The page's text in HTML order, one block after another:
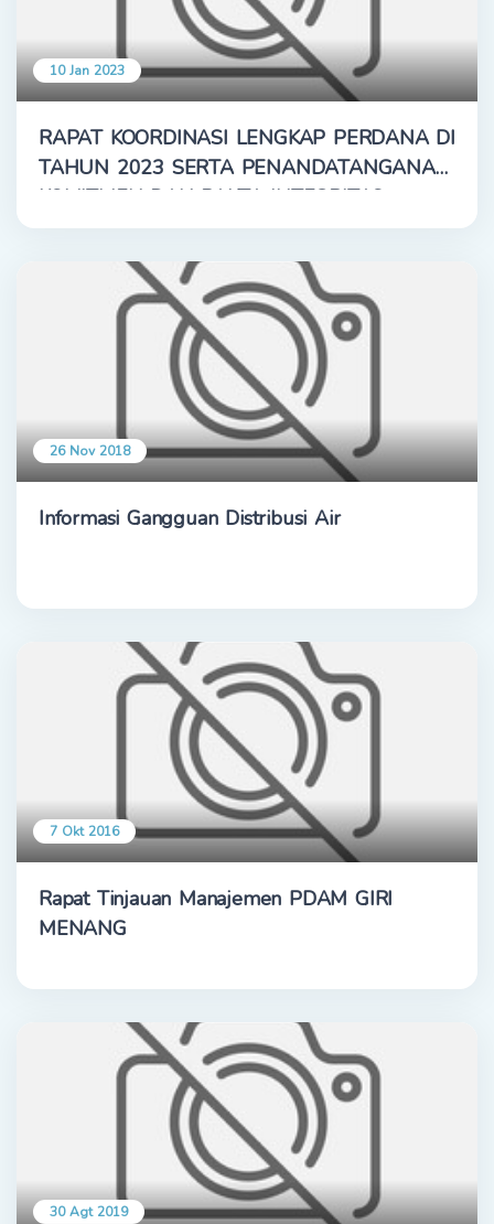
10 Jan 2023
RAPAT KOORDINASI LENGKAP PERDANA DI
TAHUN 2023 SERTA PENANDATANGANAN
KOMITMEN DAN PAKTA INTEGRITAS
26 Nov 2018
Informasi Gangguan Distribusi Air
7 Okt 2016
Rapat Tinjauan Manajemen PDAM GIRI
MENANG
30 Agt 2019